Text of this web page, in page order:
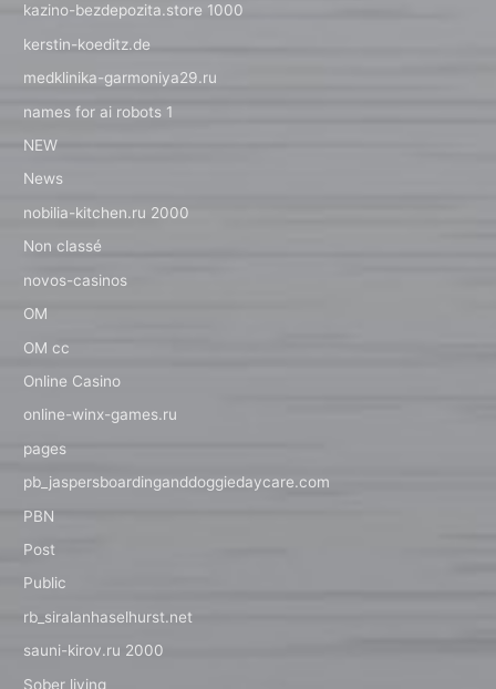
kazino-bezdepozita.store 1000
kerstin-koeditz.de
medklinika-garmoniya29.ru
names for ai robots 1
NEW
News
nobilia-kitchen.ru 2000
Non classé
novos-casinos
OM
OM cc
Online Casino
online-winx-games.ru
pages
pb_jaspersboardinganddoggiedaycare.com
PBN
Post
Public
rb_siralanhaselhurst.net
sauni-kirov.ru 2000
Sober living